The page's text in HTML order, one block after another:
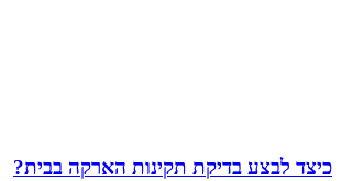
כיצד לבצע בדיקת תקינות הארקה בבית?